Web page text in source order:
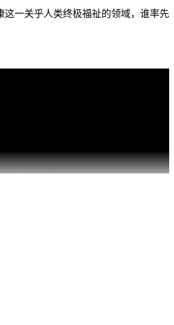
一关乎人类终极福祉的领域，谁率先